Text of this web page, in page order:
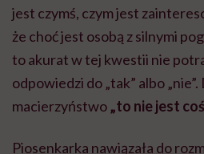
jest czymś, czym jest
że choć jest osobą z silnymi
to akurat w tej kwestii nie
odpowiedzi do „tak” albo
macierzyństwo„to nie jest
Piosenkarka ​​nawiązała do